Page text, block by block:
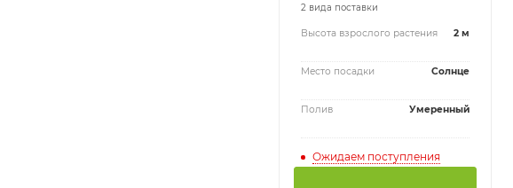
2 вида поставки
Высота взрослого растения 2 м
Место посадки Солнце
Полив Умеренный
Ожидаем поступления